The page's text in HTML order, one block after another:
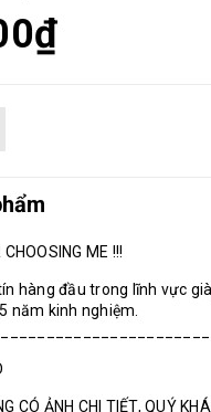
ME !!!
hàng đầu trong lĩnh vực
năm kinh nghiệm.
CÓ ẢNH CHI TIẾT, QUÝ